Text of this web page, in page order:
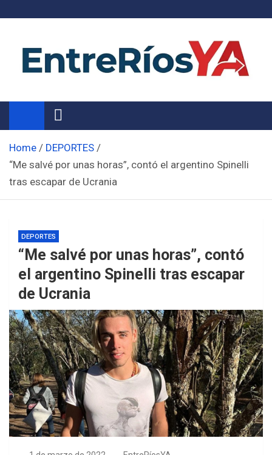
Noticias de Entre Ríos
Información de toda la provincia ahora
Home
DEPORTES
“Me salvé por unas horas”, contó el argentino Spinelli
tras escapar de Ucrania
DEPORTES
“Me salvé por unas horas”, contó
el argentino Spinelli tras escapar
de Ucrania